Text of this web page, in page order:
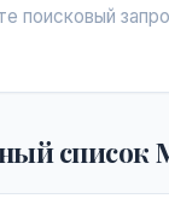
поисковый
список